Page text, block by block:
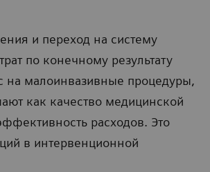
и переход на систему
по конечному результату
на малоинвазивные процедуры,
как качество медицинской
расходов. Это
в интервенционной